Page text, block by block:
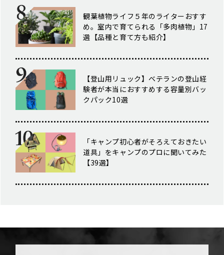
観葉植物ライフ５年のライターおすす
め。室内で育てられる「多肉植物」17
選【品種と育て方も紹介】
【登山用リュック】ベテランの登山経
験者が本当におすすめする容量別バッ
クパック10選
「キャンプ初心者がそろえておきたい
道具」をキャンプのプロに聞いてみた
【39選】